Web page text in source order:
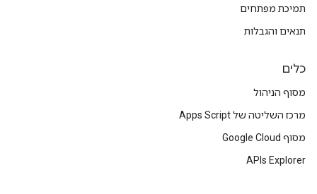
תמיכת מפתחים
תנאים והגבלות
כלים
מסוף הניהול
מרכז השליטה של Apps Script
מסוף Google Cloud
APIs Explorer